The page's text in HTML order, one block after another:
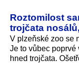
Roztomilost
trojčata
V plzeňské zoo se
Je to vůbec
hned trojčata.